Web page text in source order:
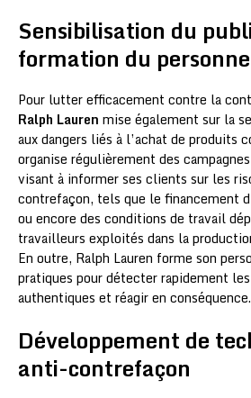
Sensibilisation du
formation du
Pour lutter efficacement contre la
Ralph Lauren mise également sur la
aux dangers liés à l’achat de produits
organise régulièrement des
visant à informer ses clients sur les
contrefaçon, tels que le financement
ou encore des conditions de travail
travailleurs exploités dans la
En outre, Ralph Lauren forme son
pratiques pour détecter rapidement
authentiques et réagir en conséquence.
Développement de
anti-contrefaçon